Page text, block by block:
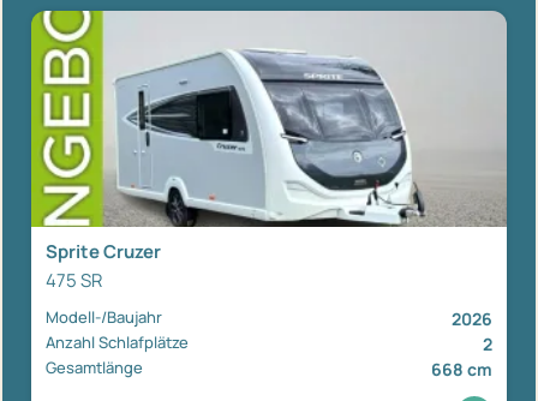
Sprite Cruzer
475 SR
Modell-/Baujahr 2026
Anzahl Schlafplätze 2
Gesamtlänge 668 cm